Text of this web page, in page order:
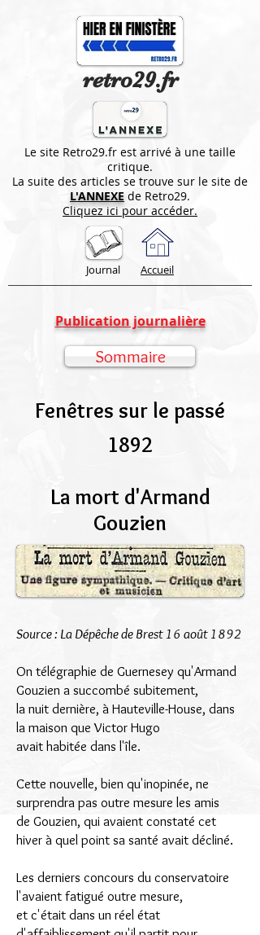
retro29.fr
Le site Retro29.fr est arrivé à une taille
critique.
La suite des articles se trouve sur le site de
L'ANNEXE de Retro29.
Cliquez ici pour accéder.
Journal Accueil
Publication journalière
Fenêtres sur le passé
1892
La mort d'Armand
Gouzien
Sommaire
Source : La Dépêche de Brest 16 août 1892
On télégraphie de Guernesey qu'Armand
Gouzien a succombé subitement,
la nuit dernière, à Hauteville-House, dans
la maison que Victor Hugo
avait habitée dans l'île.
Cette nouvelle, bien qu'inopinée, ne
surprendra pas outre mesure les amis
de Gouzien, qui avaient constaté cet
hiver à quel point sa santé avait décliné.
Les derniers concours du conservatoire
l'avaient fatigué outre mesure,
et c'était dans un réel état